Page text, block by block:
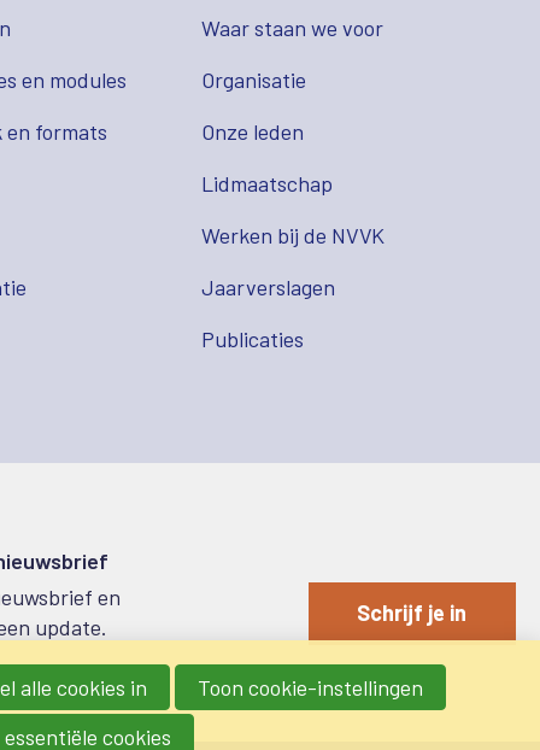
en modules
en formats
Waar staan we voor
Organisatie
Onze leden
Lidmaatschap
Werken bij de NVVK
Jaarverslagen
Publicaties
en
update.
Schrijf je in
alle cookies in
Toon cookie-instellingen
cookies